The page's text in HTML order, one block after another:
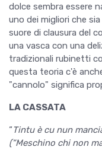
dolce sembra essere
uno dei migliori che
suore di clausura del
una vasca con una
tradizionali rubinetti
questa teoria c'è
"cannolo" significa
LA CASSATA
“Tintu è cu nun
(“Meschino chi non